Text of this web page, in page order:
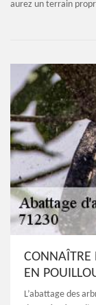
aurez un terrain
CONNAÎTRE
EN
L’abattage des